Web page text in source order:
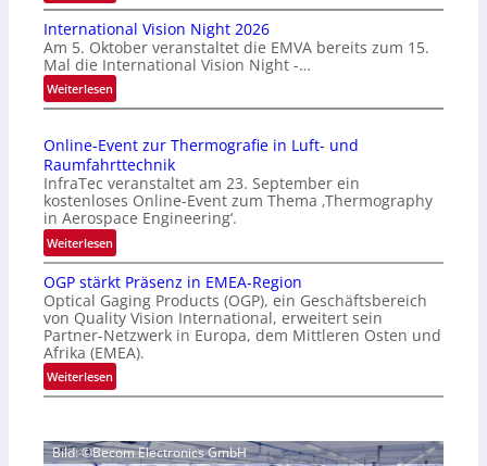
H
o
m
e
p
a
e
‚
H
y
p
e
r
s
p
e
c
t
r
l
International Vision Night 2026
Am 5. Oktober veranstaltet die EMVA bereits zum 15.
Mal die International Vision Night -…
Weiterlesen:
I
t
e
r
n
a
t
o
n
a
l
V
i
i
o
Online-Event zur Thermografie in Luft- und
Raumfahrttechnik
InfraTec veranstaltet am 23. September ein
kostenloses Online-Event zum Thema ‚Thermography
in Aerospace Engineering‘.
Weiterlesen:
O
n
l
i
n
e
-
e
OGP stärkt Präsenz in EMEA-Region
Optical Gaging Products (OGP), ein Geschäftsbereich
von Quality Vision International, erweitert sein
Partner-Netzwerk in Europa, dem Mittleren Osten und
Afrika (EMEA).
Weiterlesen:
O
P
s
Bild: ©Becom Electronics GmbH